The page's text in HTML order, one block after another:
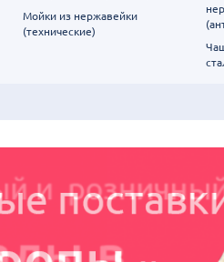
Мойки из нержавейки
(технические)